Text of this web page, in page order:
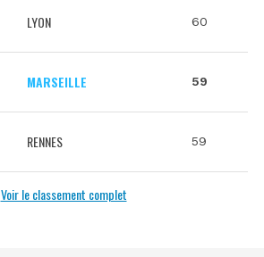
LYON 60
MARSEILLE 59
RENNES 59
Voir le classement complet